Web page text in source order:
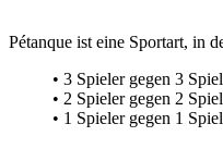
Pétanque ist eine Sportart, in
• 3 Spieler gegen 3
• 2 Spieler gegen 2
• 1 Spieler gegen 1